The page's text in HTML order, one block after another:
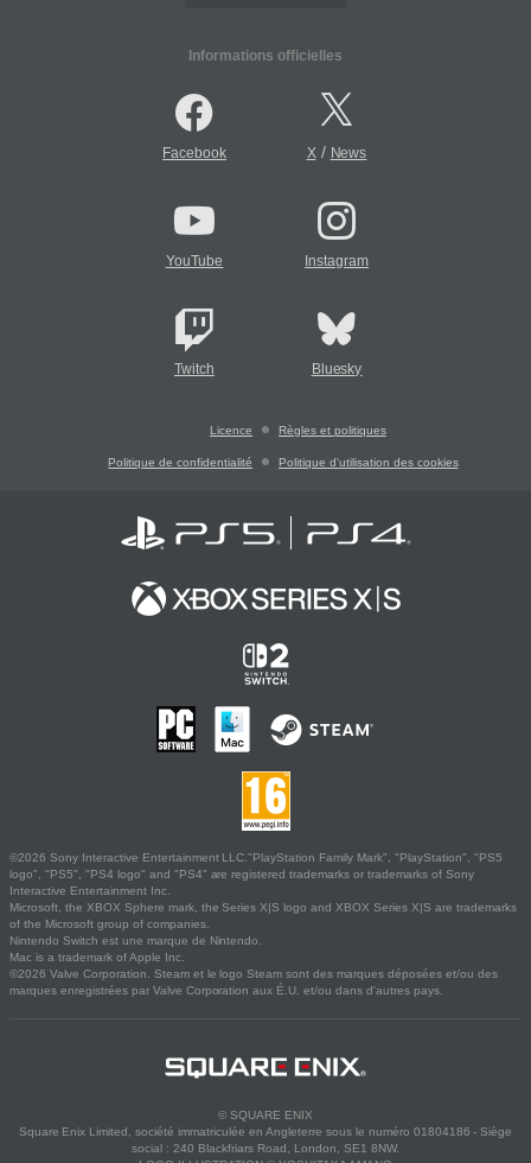
Informations officielles
Facebook X/ News
YouTube Instagram
Twitch Bluesky
Licence Règles et politiques
Politique de confidentialité Politique d'utilisation des cookies
©2026 Sony Interactive Entertainment LLC."PlayStation Family Mark", "PlayStation", "PS5
logo", "PS5", "PS4 logo" and "PS4" are registered trademarks or trademarks of Sony
Interactive Entertainment Inc.
Microsoft, the XBOX Sphere mark, the Series X|S logo and XBOX Series X|S are trademarks
of the Microsoft group of companies.
Nintendo Switch est une marque de Nintendo.
Mac is a trademark of Apple Inc.
©2026 Valve Corporation. Steam et le logo Steam sont des marques déposées et/ou des
marques enregistrées par Valve Corporation aux É.U. et/ou dans d'autres pays.
© SQUARE ENIX
Square Enix Limited, société immatriculée en Angleterre sous le numéro 01804186 - Siège
social : 240 Blackfriars Road, London, SE1 8NW.